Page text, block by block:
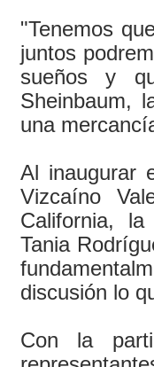
"Tenemos
juntos
sueños y
Sheinbaum,
una
Al inaugurar
Vizcaíno
California,
Tania
discusión lo
Con la